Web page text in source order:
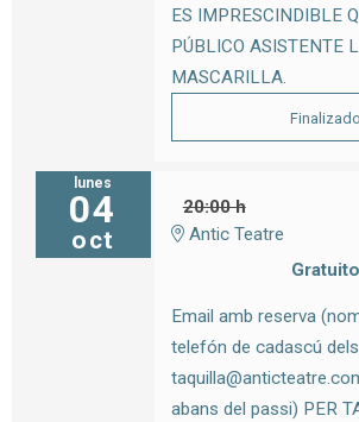
ES IMPRESCINDIBLE
PÚBLICO ASISTENTE
MASCARILLA.
Finalizado
lunes
04
oct
20:00 h
Antic Teatre
Gratuito
Email amb reserva
telefón de cadascú
abans del passi) PER